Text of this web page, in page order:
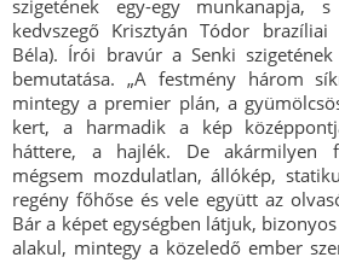
szigetének egy-egy munkanapja,
kedvszegő Krisztyán Tódor brazíliai
Béla). Írói bravúr a Senki
bemutatása. „A festmény három
mintegy a premier plán, a
kert, a harmadik a kép
háttere, a hajlék. De akármilyen
mégsem mozdulatlan, állókép,
regény főhőse és vele együtt az
Bár a képet egységben látjuk,
alakul, mintegy a közeledő ember